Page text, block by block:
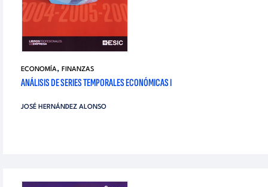
ECONOMÍA, FINANZAS
ANÁLISIS DE SERIES TEMPORALES ECONÓMICAS I
JOSÉ HERNÁNDEZ ALONSO